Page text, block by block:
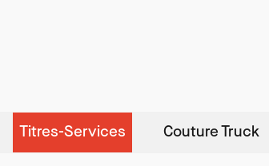
Titres-Services Couture Truck